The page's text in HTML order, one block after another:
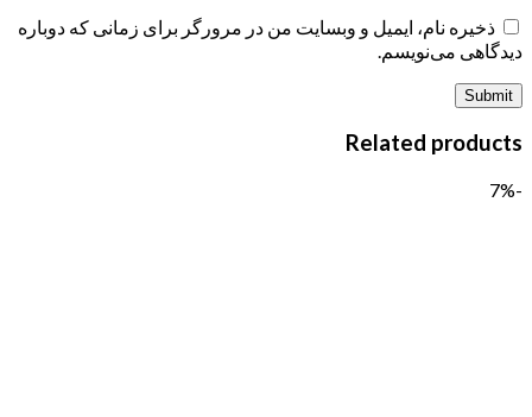
ذخیره نام، ایمیل و وبسایت من در مرورگر برای زمانی که دوباره
دیدگاهی می‌نویسم.
Related products
-7%